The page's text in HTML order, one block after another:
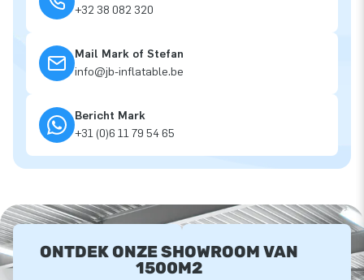
+32 38 082 320
Mail Mark of Stefan
info@jb-inflatable.be
Bericht Mark
+31 (0)6 11 79 54 65
ONTDEK ONZE SHOWROOM VAN
1500M2